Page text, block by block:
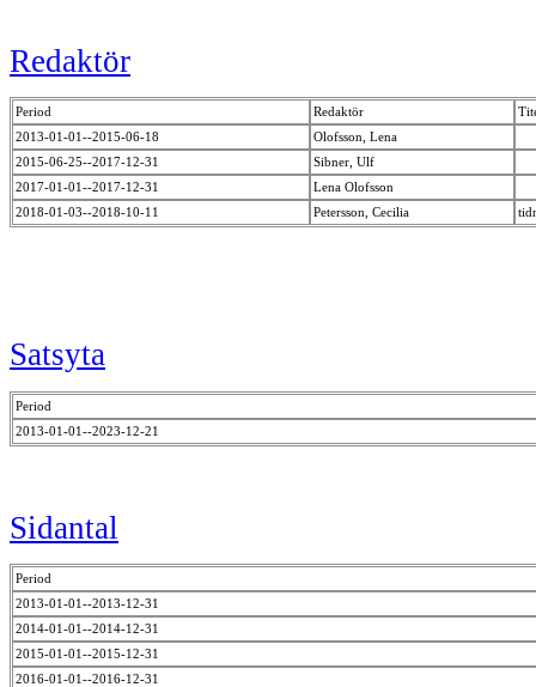
Redaktör
Period Redaktör
2013-01-01--2015-06-18
Olofsson, Lena
2015-06-25--2017-12-31
Sibner, Ulf
2017-01-01--2017-12-31
Lena Olofsson
2018-01-03--2018-10-11
Petersson, Cecilia
Satsyta
Period
2013-01-01--2023-12-21
Sidantal
Period
2013-01-01--2013-12-31
2014-01-01--2014-12-31
2015-01-01--2015-12-31
2016-01-01--2016-12-31